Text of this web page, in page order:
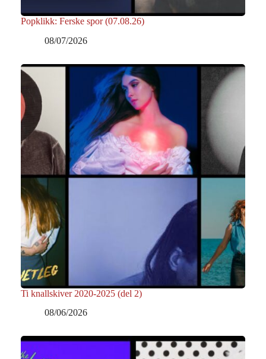
Popklikk: Ferske spor (07.08.26)
08/07/2026
Ti knallskiver 2020-2025 (del 2)
08/06/2026